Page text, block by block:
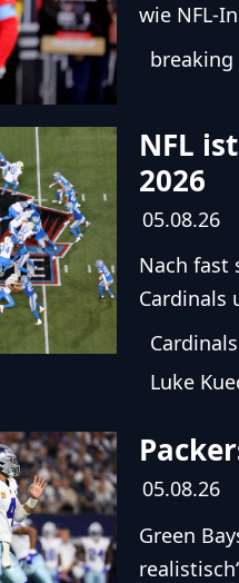
wie NFL-
breaking
NFL
2026
05.08.26
Nach fast
Cardinals
Cardinals
Luke
05.08.26
Green